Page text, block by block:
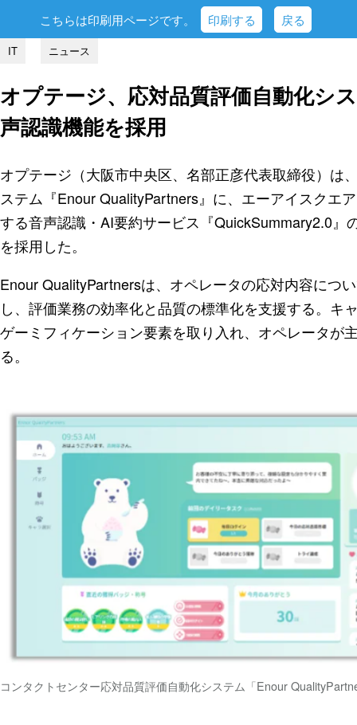
こちらは印刷用ページです。 印刷する 戻る
IT ニュース
オプテージ、応対品質評価自動化シ
声認識機能を採用
オプテージ（大阪市中央区、名部正彦代表取締役）は
ステム『Enour QualityPartners』に、エーアイスクエ
する音声認識・AI要約サービス『QuickSummary2.0
を採用した。
Enour QualityPartnersは、オペレータの応対内容につ
し、評価業務の効率化と品質の標準化を支援する。キ
ゲーミフィケーション要素を取り入れ、オペレータが
る。
コンタクトセンター応対品質評価自動化システム「Enour